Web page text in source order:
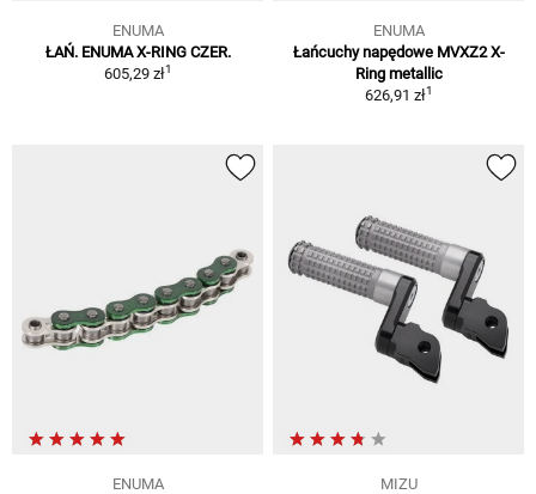
ENUMA
ŁAŃ. ENUMA X-RING CZER.
605,29 zł1
ENUMA
Łańcuchy napędowe MVXZ2 X-
Ring metallic
626,91 zł1
ENUMA
MIZU